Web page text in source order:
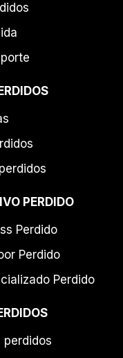
PERDIDO
Perdido
Perdido
Perdido
perdidos